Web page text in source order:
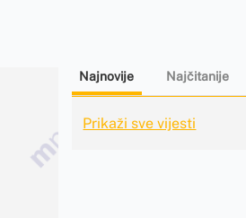
Najnovije Najčitanije
Prikaži sve vijesti